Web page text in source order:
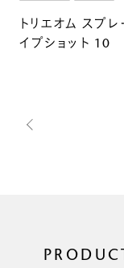
トリエオム スプ
イプショット 10